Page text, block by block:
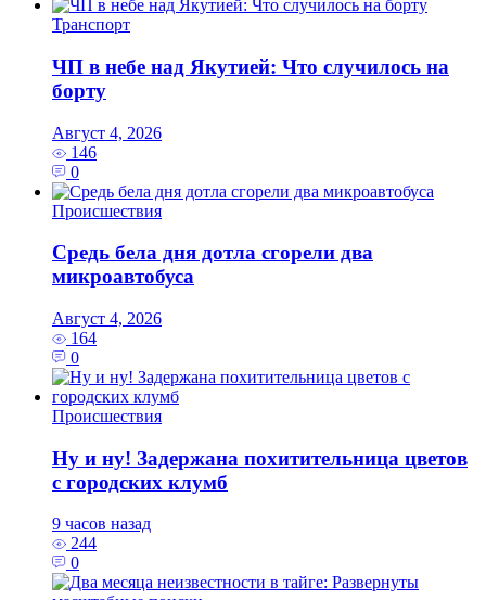
Транспорт
ЧП в небе над Якутией: Что случилось на
борту
Август 4, 2026
146
0
Происшествия
Средь бела дня дотла сгорели два
микроавтобуса
Август 4, 2026
164
0
Происшествия
Ну и ну! Задержана похитительница цветов
с городских клумб
9 часов назад
244
0